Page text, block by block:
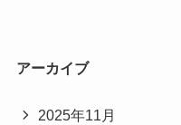
アーカイブ
2025年11月